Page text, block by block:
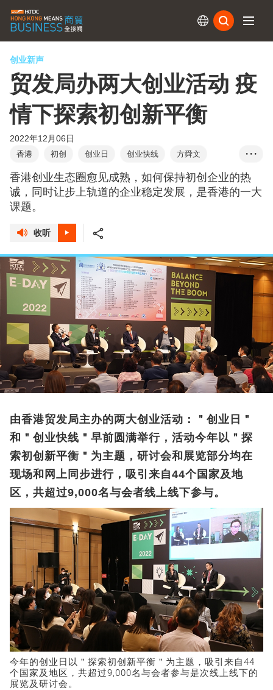
创业新声
贸发局办两大创业活动 疫
情下探索初创新平衡
2022年12月06日
香港 初创 创业日 创业快线
方舜文
梁国浩
绿色科技 健康科技
元宇宙
工业元宇宙
智慧城市
创业生态圈
创业快线：国际篇
• • •
香港创业生态圈愈见成熟，如何保持初创企业的热
诚，同时让步上轨道的企业稳定发展，是香港的一大
课题。
收听
由香港贸发局主办的两大创业活动：＂创业日＂
和＂创业快线＂早前圆满举行，活动今年以＂探
索初创新平衡＂为主题，研讨会和展览部分均在
现场和网上同步进行，吸引来自44个国家及地
区，共超过9,000名与会者线上线下参与。
今年的创业日以＂探索初创新平衡＂为主题，吸引来自44
个国家及地区，共超过9,000名与会者参与是次线上线下的
展览及研讨会。